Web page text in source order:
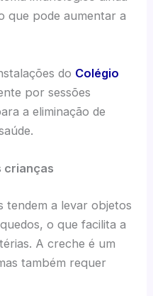
que pode aumentar a
do Colégio
por sessões
a eliminação de
crianças
tendem a levar objetos
o que facilita a
A creche é um
também requer